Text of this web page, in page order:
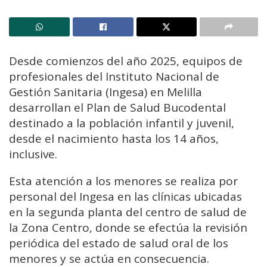
Desde comienzos del año 2025, equipos de
profesionales del Instituto Nacional de
Gestión Sanitaria (Ingesa) en Melilla
desarrollan el Plan de Salud Bucodental
destinado a la población infantil y juvenil,
desde el nacimiento hasta los 14 años,
inclusive.
Esta atención a los menores se realiza por
personal del Ingesa en las clínicas ubicadas
en la segunda planta del centro de salud de
la Zona Centro, donde se efectúa la revisión
periódica del estado de salud oral de los
menores y se actúa en consecuencia.